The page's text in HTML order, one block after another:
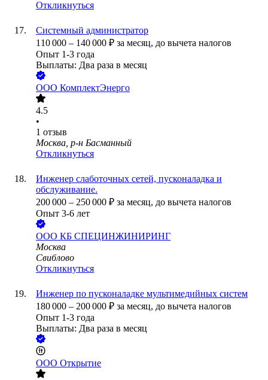
Откликнуться
Системный администратор
110 000 – 140 000 ₽ за месяц, до вычета налогов
Опыт 1-3 года
Выплаты: Два раза в месяц
ООО КомплектЭнерго
4.5
•
1 отзыв
Москва, р-н Басманный
Откликнуться
Инженер слаботочных сетей, пусконаладка и
обслуживание.
200 000 – 250 000 ₽ за месяц, до вычета налогов
Опыт 3-6 лет
ООО КБ СПЕЦИНЖИНИРИНГ
Москва
Свиблово
Откликнуться
Инженер по пусконаладке мультимедийных систем
180 000 – 200 000 ₽ за месяц, до вычета налогов
Опыт 1-3 года
Выплаты: Два раза в месяц
ООО Открытие